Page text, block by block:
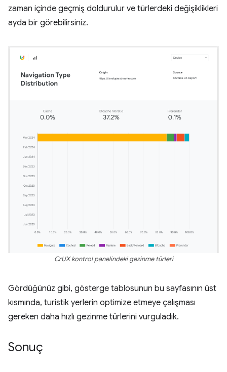
zaman içinde geçmiş doldurulur ve türlerdeki değişiklikleri
ayda bir görebilirsiniz.
CrUX kontrol panelindeki gezinme türleri
Gördüğünüz gibi, gösterge tablosunun bu sayfasının üst
kısmında, turistik yerlerin optimize etmeye çalışması
gereken daha hızlı gezinme türlerini vurguladık.
Sonuç